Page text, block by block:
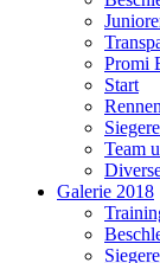
Promi
Start
Team
Galerie 2018